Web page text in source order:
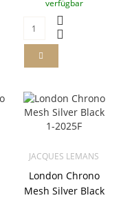
verfügbar
JACQUES LEMANS
London Chrono
Mesh Silver Black